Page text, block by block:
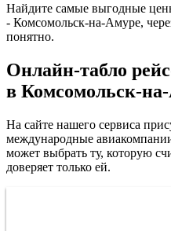
Найдите самые выгодные
- Комсомольск-на-Амуре,
понятно.
Онлайн-табло
в Комсомольск-
На сайте нашего сервиса
международные
может выбрать ту, которую
доверяет только ей.